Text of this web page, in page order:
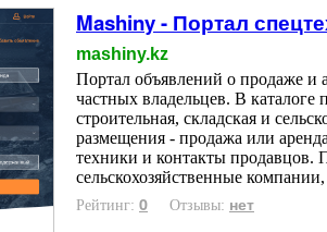
Mashiny - Портал
mashiny.kz
Портал объявлений о продаже и
частных владельцев. В каталоге
строительная, складская и
размещения - продажа или
техники и контакты продавцов.
сельскохозяйственные
Рейтинг: 0 Отзывы: нет